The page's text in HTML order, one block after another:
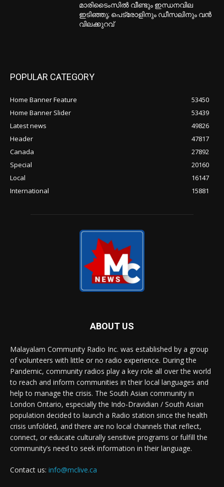
മാരിടൈംസിൽ വീണ്ടും ഇന്ധനവില
ഇടിഞ്ഞു; പെട്രോളിനും ഡീസലിനും വൻ
വിലക്കുറവ്
POPULAR CATEGORY
Home Banner Feature
53450
Home Banner Slider
53439
Latest news
49826
Header
47817
Canada
27892
Special
20160
Local
16147
International
15881
ABOUT US
Malayalam Community Radio Inc. was established by a group
of volunteers with little or no radio experience. During the
Pandemic, community radios play a key role all over the world
to reach and inform communities in their local languages and
help to manage the crisis. The South Asian community in
London Ontario, especially the Indo-Dravidian / South Asian
population decided to launch a Radio station since the health
crisis unfolded, and there are no local channels that reflect,
connect, or educate culturally sensitive programs or fulfill the
community’s need to seek information in their language.
Contact us: info@mclive.ca